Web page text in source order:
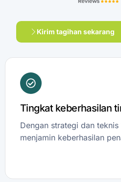
Kirim tagihan sekarang
Tingkat keberhasilan
Dengan strategi dan
menjamin keberhasilan